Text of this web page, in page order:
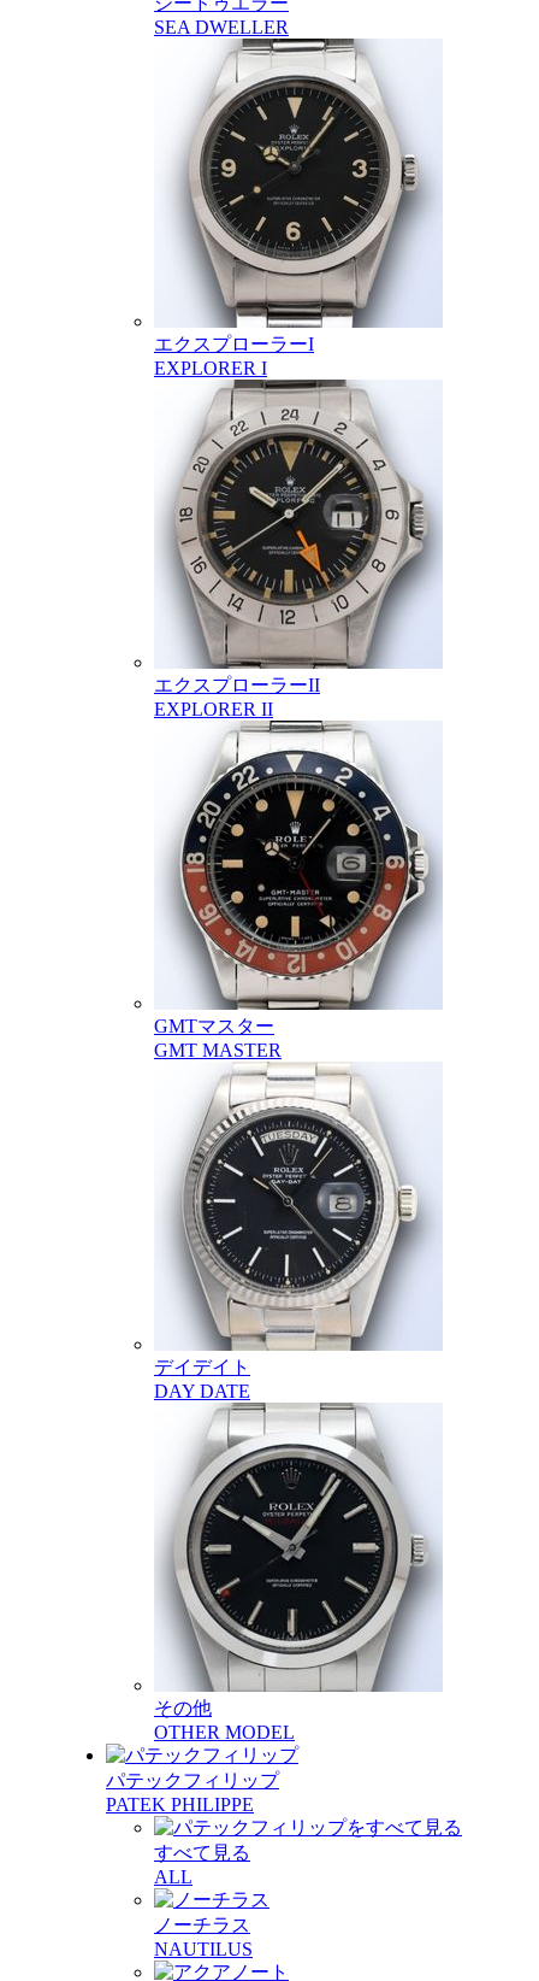
SEA DWELLER
エクスプローラーI
EXPLORER I
エクスプローラーII
EXPLORER II
GMTマスター
GMT MASTER
デイデイト
DAY DATE
その他
OTHER MODEL
パテックフィリップ
PATEK PHILIPPE
すべて見る
ALL
ノーチラス
NAUTILUS